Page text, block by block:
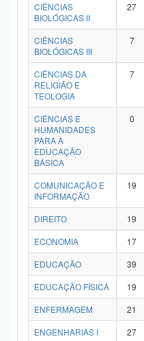
CIÊNCIAS
BIOLÓGICAS II
27
CIÊNCIAS
BIOLÓGICAS III
7
CIÊNCIAS DA
RELIGIÃO E
TEOLOGIA
7
CIÊNCIAS E
HUMANIDADES
PARA A
EDUCAÇÃO
BÁSICA
0
COMUNICAÇÃO E
INFORMAÇÃO
19
DIREITO 19
ECONOMIA
17
EDUCAÇÃO
39
EDUCAÇÃO FÍSICA
19
ENFERMAGEM
21
ENGENHARIAS I
27